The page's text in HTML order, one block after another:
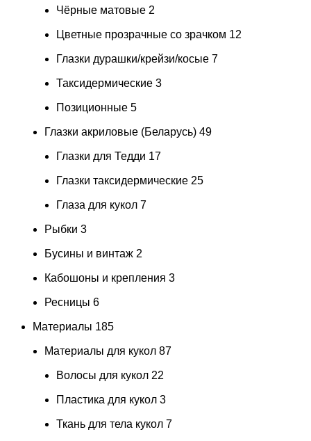
Чёрные матовые 2
Цветные прозрачные со зрачком 12
Глазки дурашки/крейзи/косые 7
Таксидермические 3
Позиционные 5
Глазки акриловые (Беларусь) 49
Глазки для Тедди 17
Глазки таксидермические 25
Глаза для кукол 7
Рыбки 3
Бусины и винтаж 2
Кабошоны и крепления 3
Ресницы 6
Материалы 185
Материалы для кукол 87
Волосы для кукол 22
Пластика для кукол 3
Ткань для тела кукол 7